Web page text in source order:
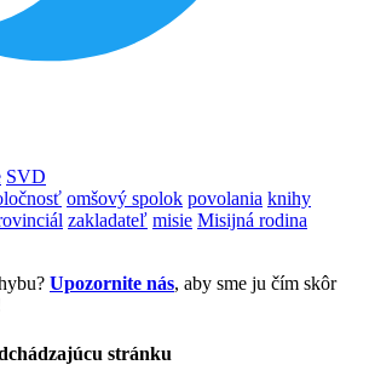
SVD
omšový spolok povolania knihy
zakladateľ misie Misijná rodina
Upozornite nás, aby sme ju čím skôr
stránku